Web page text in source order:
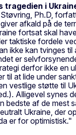
tragedien i
Ph.D,
afkald på de
fortsat skal
taktiske fordele
ikke kan tvinges
er
derfor ikke en
til at lide under
vestlige støtte til
Alligevel synes
af de mest
Ukraine, der
er for optimistisk."